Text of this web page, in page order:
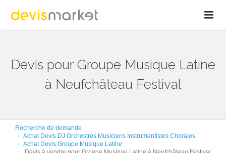
Devis pour Groupe Musique Latine
à Neufchâteau Festival
Recherche de demande
Achat Devis DJ Orchestres Musiciens Instrumentistes Chorales
Achat Devis Groupe Musique Latine